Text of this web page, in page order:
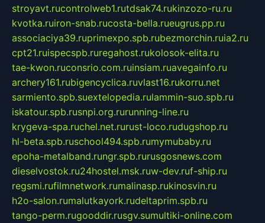
stroyavt.rucontrolweb1.rutdsak74.rukinzozo-ru.ru
kvotka.ruiron-snab.rucosta-bella.rueugrus.pp.ru
associaciya39.ruprimexpo.spb.rubezmorchin.ruia2.ru
cpt21.ruispecspb.ruregahost.rukolosok-elita.ru
tae-kwon.ruconsrio.com.ruinsiam.ruavegainfo.ru
archery161.rubigencyclica.ruvlast16.rukorru.net
sarmiento.spb.suextelopedia.rulammin-suo.spb.ru
iskatour.spb.rusnpi.org.rurunning-line.ru
krygeva-spa.ruchel.net.rurust-loco.rudugshop.ru
hl-beta.spb.ruschool494.spb.rumymubaby.ru
epoha-metalband.rungr.spb.rurusgosnews.com
dieselvostok.ru24hostel.msk.ruw-dev.ruf-ship.ru
regsmi.rufilmnetwork.rumalinasp.rukinosvin.ru
h2o-salon.rumalutkayork.rudeltaprim.spb.ru
tango-perm.rugooddir.rusgv.sumultiki-online.com